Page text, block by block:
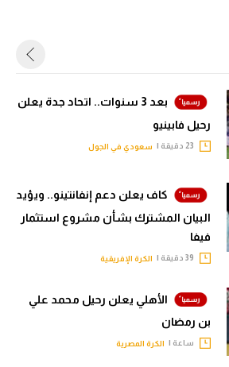
بعد 3 سنوات.. اتحاد جدة يعلن
رحيل فابينيو
سعودي في الجول
كاف يعلن دعم إنفانتينو.. ويؤيد
البيان المشترك بشأن مشروع استثمار
فيفا
الكرة الإفريقية
الأهلي يعلن رحيل محمد علي
بن رمضان
ساعة | الكرة المصرية